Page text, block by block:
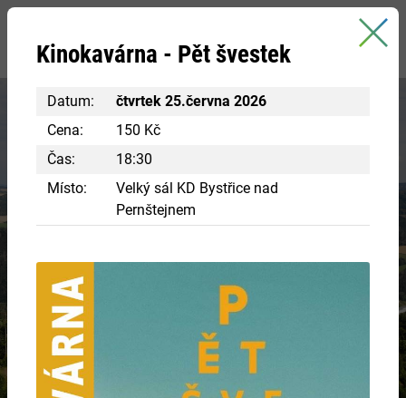
oficiální stránky města
Vydejte se za poznáním
DĚDICTVÍ PŘEDKŮ
Nechte se pohltit historií.
VÍCE INFORMACÍ
Kinokavárna - Pět švestek
Datum:
čtvrtek 25.června 2026
Cena:
150 Kč
Čas:
18:30
Místo:
Velký sál KD Bystřice nad
Pernštejnem